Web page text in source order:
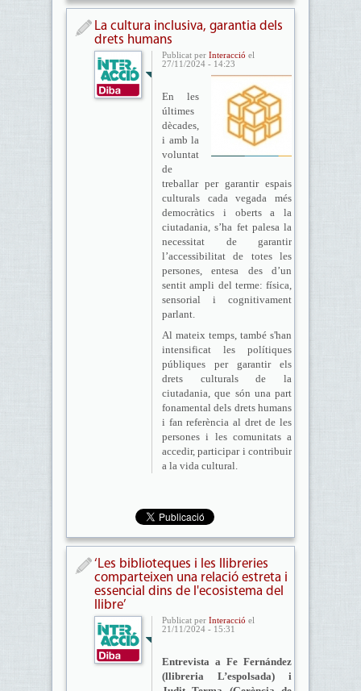
La cultura inclusiva, garantia dels
drets humans
Publicat per Interacció el
27/11/2024 - 14:23
En les
últimes
dècades,
i amb la
voluntat
de
treballar per garantir espais
culturals cada vegada més
democràtics i oberts a la
ciutadania, s’ha fet palesa la
necessitat de garantir
l’accessibilitat de totes les
persones, entesa des d’un
sentit ampli del terme: física,
sensorial i cognitivament
parlant.
Al mateix temps, també s'han
intensificat les polítiques
públiques per garantir els
drets culturals de la
ciutadania, que són una part
fonamental dels drets humans
i fan referència al dret de les
persones i les comunitats a
accedir, participar i contribuir
a la vida cultural.
‘Les biblioteques i les llibreries
comparteixen una relació estreta i
essencial dins de l'ecosistema del
llibre’
Publicat per Interacció el
21/11/2024 - 15:31
Entrevista a Fe Fernández
(llibreria L’espolsada) i